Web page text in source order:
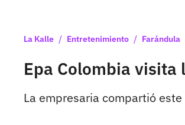
La Kalle / Entretenimiento / Farándula
Epa Colombia visita
La empresaria compartió